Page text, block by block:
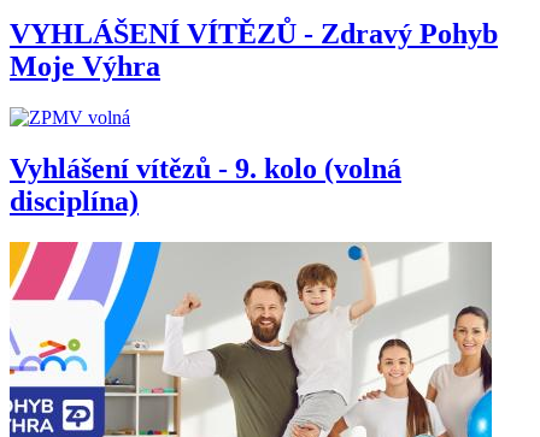
VYHLÁŠENÍ VÍTĚZŮ - Zdravý Pohyb
Moje Výhra
Vyhlášení vítězů - 9. kolo (volná
disciplína)